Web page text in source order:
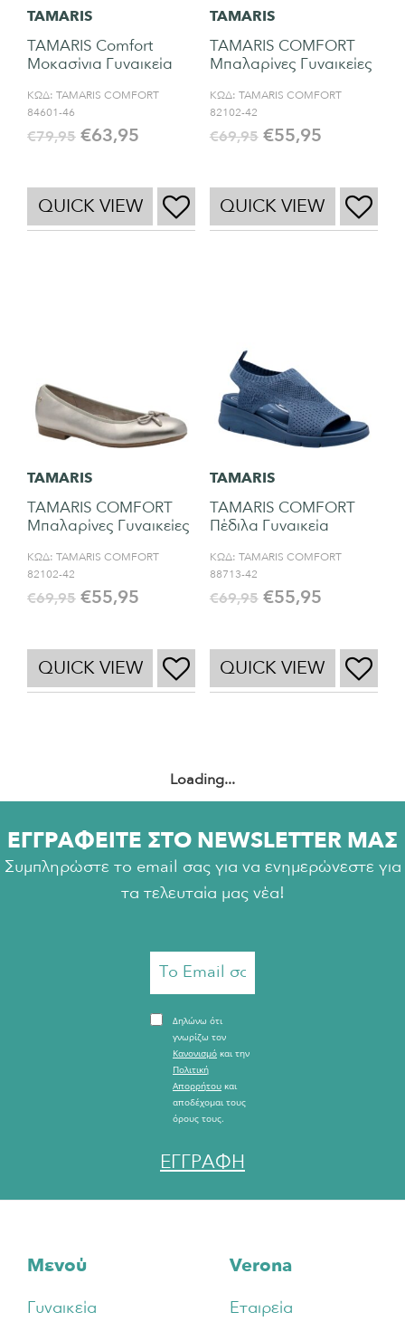
TAMARIS
TAMARIS Comfort
Μοκασίνια Γυναικεία
ΚΩΔ: TAMARIS COMFORT
84601-46
€79,95 €63,95
QUICK VIEW
TAMARIS
TAMARIS COMFORT
Μπαλαρίνες Γυναικείες
ΚΩΔ: TAMARIS COMFORT
82102-42
€69,95 €55,95
QUICK VIEW
TAMARIS
TAMARIS COMFORT
Μπαλαρίνες Γυναικείες
ΚΩΔ: TAMARIS COMFORT
82102-42
€69,95 €55,95
QUICK VIEW
TAMARIS
TAMARIS COMFORT
Πέδιλα Γυναικεία
ΚΩΔ: TAMARIS COMFORT
88713-42
€69,95 €55,95
QUICK VIEW
Loading...
ΕΓΓΡΑΦΕΙΤΕ ΣΤΟ NEWSLETTER ΜΑΣ
Συμπληρώστε το email σας για να ενημερώνεστε για
τα τελευταία μας νέα!
Δηλώνω ότι
γνωρίζω τον
Κανονισμό και την
Πολιτική
Απορρήτου και
αποδέχομαι τους
όρους τους.
ΕΓΓΡΑΦΗ
Footer
Μενού
Γυναικεία
Verona
Εταιρεία